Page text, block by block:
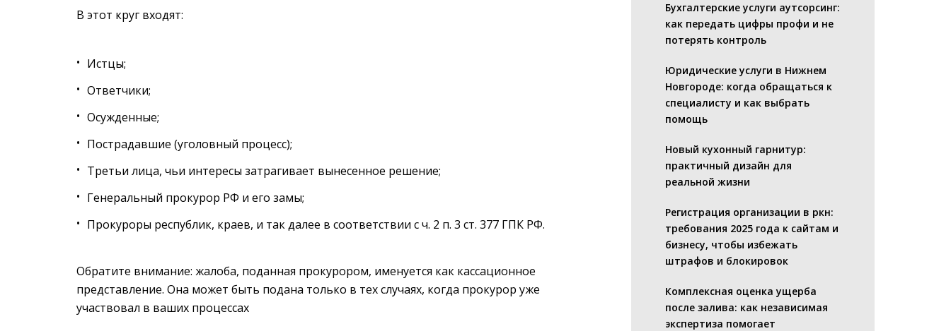
В этот круг входят:
Истцы;
Ответчики;
Осужденные;
Пострадавшие (уголовный процесс);
Третьи лица, чьи интересы затрагивает вынесенное решение;
Генеральный прокурор РФ и его замы;
Прокуроры республик, краев, и так далее в соответствии с ч. 2 п. 3 ст. 377 ГПК РФ.
Обратите внимание: жалоба, поданная прокурором, именуется как кассационное
представление. Она может быть подана только в тех случаях, когда прокурор уже
участвовал в ваших процессах
Бухгалтерские услуги аутсорсинг:
как передать цифры профи и не
потерять контроль
Юридические услуги в Нижнем
Новгороде: когда обращаться к
специалисту и как выбрать
помощь
Новый кухонный гарнитур:
практичный дизайн для
реальной жизни
Регистрация организации в ркн:
требования 2025 года к сайтам и
бизнесу, чтобы избежать
штрафов и блокировок
Комплексная оценка ущерба
после залива: как независимая
экспертиза помогает